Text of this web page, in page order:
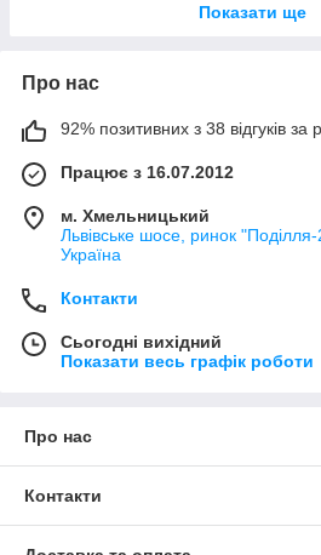
Показати ще
Про нас
92% позитивних з 38 відгуків за
Працює з 16.07.2012
м. Хмельницький
Львівське шосе, ринок
Україна
Контакти
Сьогодні вихідний
Показати весь графік роботи
Про нас
Контакти